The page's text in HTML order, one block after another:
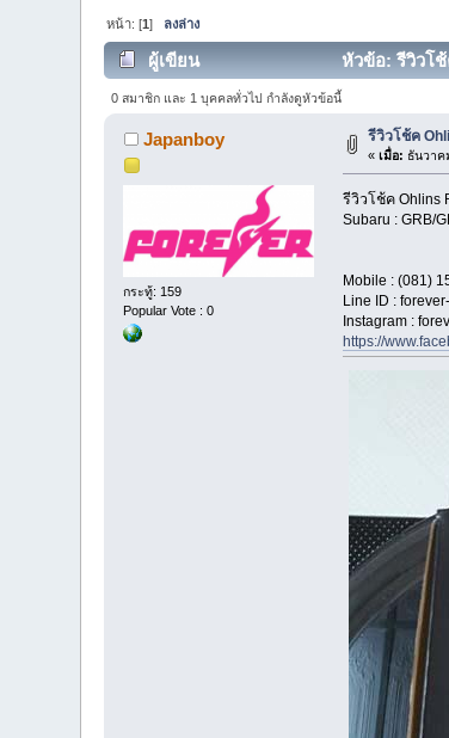
หน้า: [1] ลงล่าง
ผู้เขียน หัวข้อ: รีวิวโ
0 สมาชิก และ 1 บุคคลทั่วไป กำลังดูหัวข้อนี้
Japanboy
กระทู้: 159
Popular Vote : 0
รีวิวโช้ค
«เมื่อ: ธันวาค
รีวิวโช้ค Ohlins
Subaru : GRB/
Mobile : (081)
Line ID :
Instagram :
https://